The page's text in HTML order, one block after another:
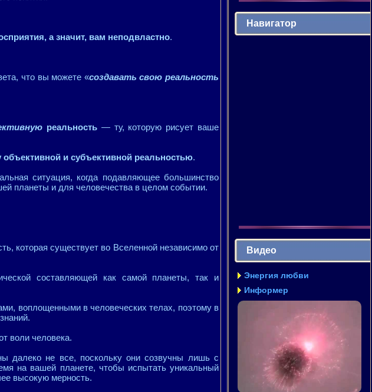
а значит, вам неподвластно.
что вы можете «создавать свою реальность
реальность — ту, которую рисует ваше
и субъективной реальностью.
ситуация, когда подавляющее большинство
планеты и для человечества в целом событии.
которая существует во Вселенной независимо от
составляющей как самой планеты, так и
воплощенными в человеческих телах, поэтому в
воли человека.
далеко не все, поскольку они созвучны лишь с
на вашей планете, чтобы испытать уникальный
высокую мерность.
Навигатор
Видео
Энергия любви
Информер